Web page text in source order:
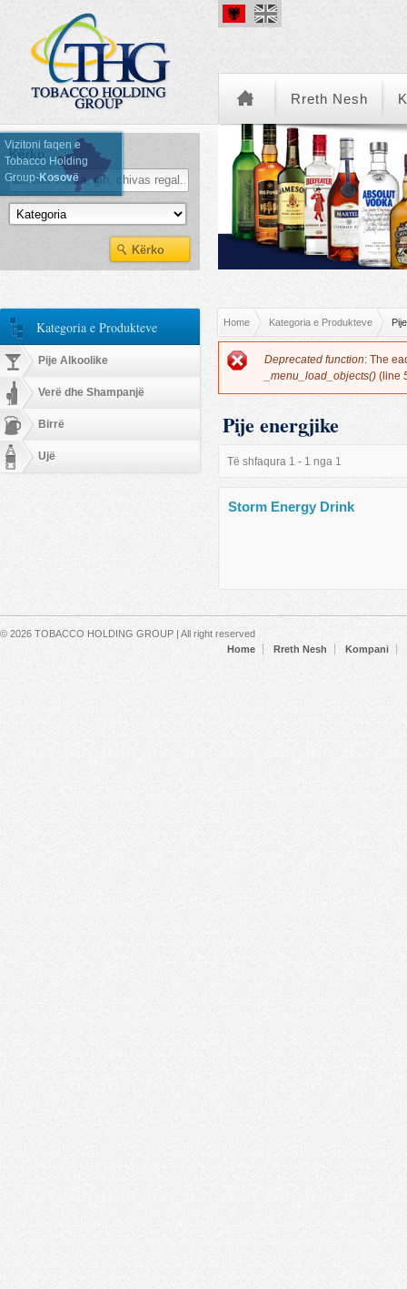
Vizitoni faqen e
Tobacco Holding
Group-Kosovë
Rreth Nesh
Kërko
Kategoria e Produkteve
You are here
Home Kategoria e Produkteve
Error message
Deprecated function: The
_menu_load_objects() (line
Pije energjike
Të shfaqura 1 - 1 nga 1
Storm Energy Drink
Kategoria e Produkteve
Pije Alkoolike
Verë dhe Shampanjë
Birrë
Ujë
© 2026 TOBACCO HOLDING GROUP | All right reserved
Secondary menu
Home Rreth Nesh Kompani